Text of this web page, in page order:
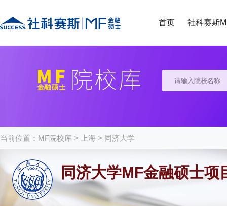
首页 社科赛斯
当前位置： MF院校库 > 上海 > 同济大学
同济大学MF金融硕士项